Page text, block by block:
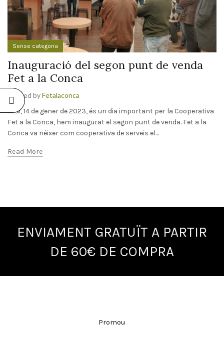
Sense categoria
Inauguració del segon punt de venda
Fet a la Conca
Posted byFetalaconca
Avui, 14 de gener de 2023, és un dia important per la Cooperativa
Fet a la Conca, hem inaugurat el segon punt de venda. Fet a la
Conca va nèixer com cooperativa de serveis el...
Read More
ENVIAMENT GRATUÏT A PARTIR
DE 60€ DE COMPRA
Promou